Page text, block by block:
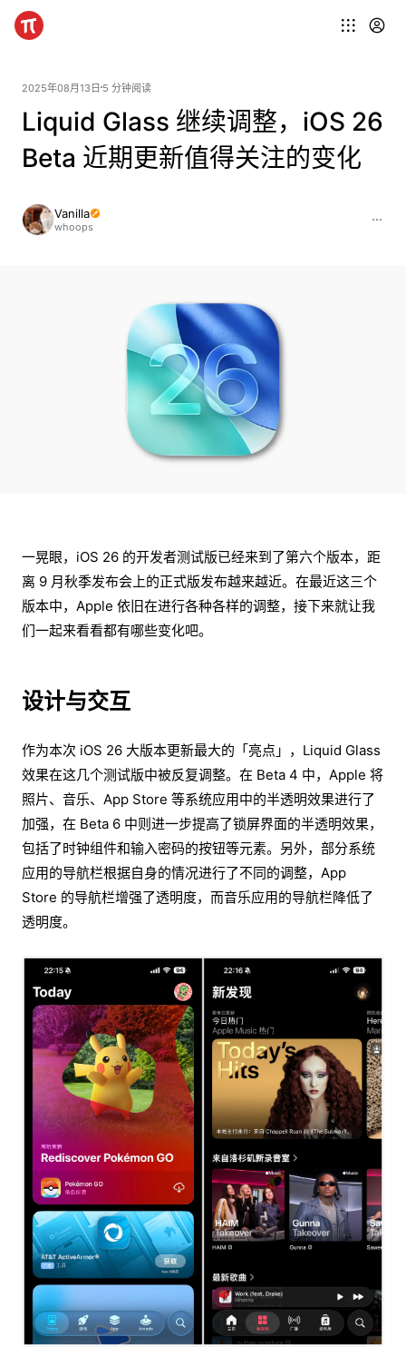
2025年08月13日 5 分钟阅读
Liquid Glass 继续调整，iOS 26
Beta 近期更新值得关注的变化
Vanilla
whoops
一晃眼，iOS 26 的开发者测试版已经来到了第六个版本，距
离 9 月秋季发布会上的正式版发布越来越近。在最近这三个
版本中，Apple 依旧在进行各种各样的调整，接下来就让我
们一起来看看都有哪些变化吧。
设计与交互
作为本次 iOS 26 大版本更新最大的「亮点」，Liquid Glass
效果在这几个测试版中被反复调整。在 Beta 4 中，Apple 将
照片、音乐、App Store 等系统应用中的半透明效果进行了
加强，在 Beta 6 中则进一步提高了锁屏界面的半透明效果，
包括了时钟组件和输入密码的按钮等元素。另外，部分系统
应用的导航栏根据自身的情况进行了不同的调整，App
Store 的导航栏增强了透明度，而音乐应用的导航栏降低了
透明度。